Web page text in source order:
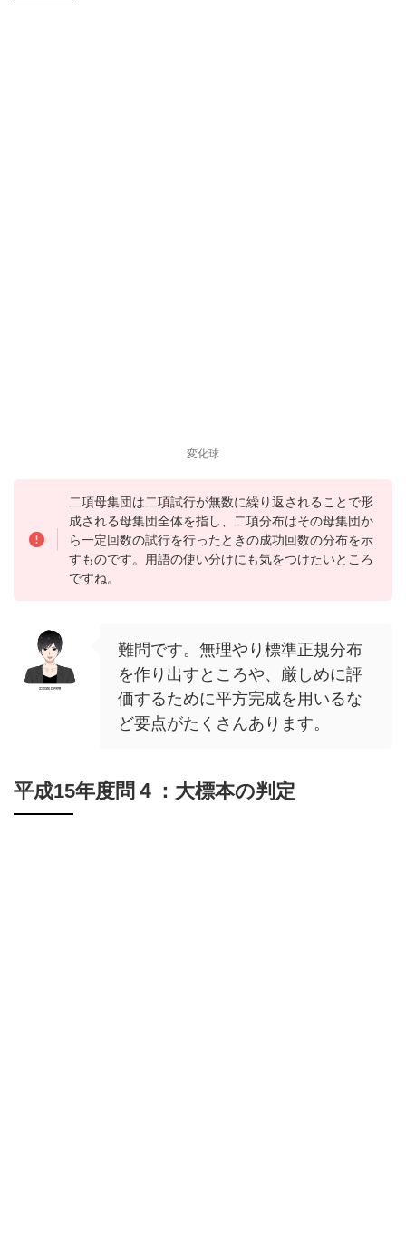
変化球
二項母集団は二項試行が無数に繰り返されることで形
成される母集団全体を指し、二項分布はその母集団か
ら一定回数の試行を行ったときの成功回数の分布を示
すものです。用語の使い分けにも気をつけたいところ
ですね。
難問です。無理やり標準正規分布
を作り出すところや、厳しめに評
価するために平方完成を用いるな
ど要点がたくさんあります。
平成15年度問４：大標本の判定